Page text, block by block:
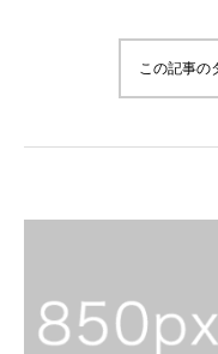
この記事の